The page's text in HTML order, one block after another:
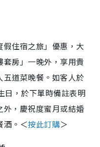
住宿之旅」優惠，大
房」一晚外，享用貴
道菜晚餐。如客人於
日，於下單時備註表明
，慶祝度蜜月或結婚
酒。＜按此訂購＞